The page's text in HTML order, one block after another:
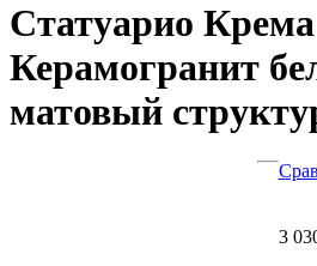
Статуарио Крема
Керамогранит
матовый
3